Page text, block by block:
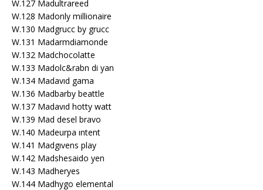
W.127 Madultrareed
W.128 Madonly millionaire
W.130 Madgrucc by grucc
W.131 Madarmdiamonde
W.132 Madchocolatte
W.133 Madolc&rabn di yan
W.134 Madavıd gama
W.136 Madbarby beattle
W.137 Madavıd hotty watt
W.139 Mad desel bravo
W.140 Madeurpa ıntent
W.141 Madgıvens play
W.142 Madshesaido yen
W.143 Madheryes
W.144 Madhygo elemental